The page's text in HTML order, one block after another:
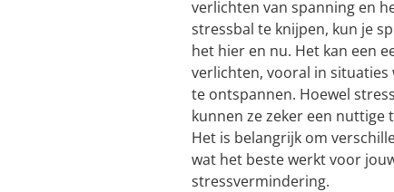
verlichten van spanning en
stressbal te knijpen, kun je
het hier en nu. Het kan een
verlichten, vooral in
te ontspannen. Hoewel
kunnen ze zeker een nuttige
Het is belangrijk om
wat het beste werkt voor
stressvermindering.